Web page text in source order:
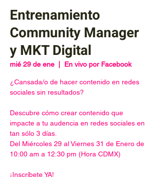
Entrenamiento
Community Manager
y MKT Digital
mié 29 de ene
  |
En vivo por Facebook
¿Cansada/o de hacer contenido en redes
sociales sin resultados?
Descubre cómo crear contenido que
impacte a tu audencia en redes sociales en
tan sólo 3 días.
Del Miércoles 29 al Viernes 31 de Enero de
10:00 am a 12:30 pm (Hora CDMX)
¡Inscríbete YA!